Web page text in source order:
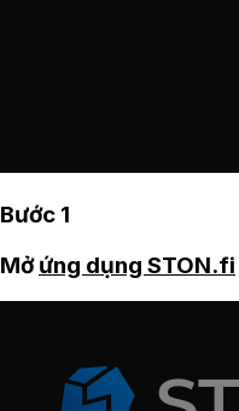
Bước 1
Mởứng dụng STON.fi